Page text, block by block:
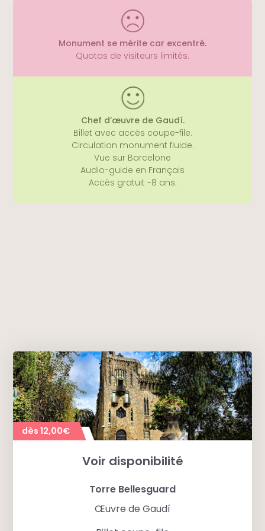
À l’intérieur, Gaudi privilégie le blanc et les
formes organiques.
architecte.
Une vue panoramique
d’achat. Avec un code promo vous pourrez
> Découvrir ce Pass
Monument se mérite car excentré.
Quotas de visiteurs limités.
Chef d’œuvre de Gaudí.
Billet avec accès coupe-file.
Circulation monument fluide.
Vue sur Barcelone
Audio-guide en Français
Accès gratuit -8 ans.
dès 12,00€
Voir disponibilité
Torre Bellesguard
Œuvre de Gaudí